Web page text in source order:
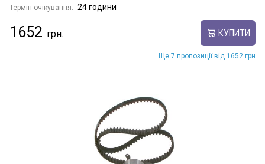
Термін очікування: 24 години
1652 КУПИТИ
Ще 7 пропозиції від 1652 грн